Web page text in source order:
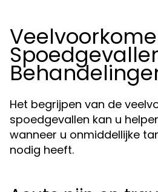
Het begrijpen van de
spoedgevallen kan u
wanneer u onmiddellijke
nodig heeft.